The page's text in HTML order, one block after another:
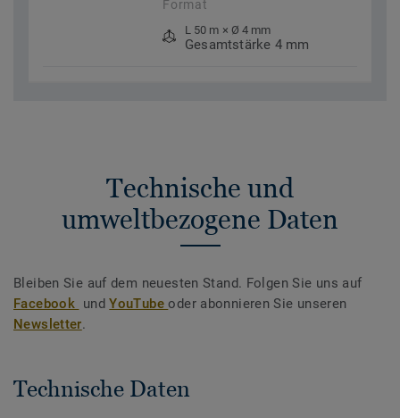
Format
L 50 m × Ø 4 mm
Gesamtstärke 4 mm
Technische und
umweltbezogene Daten
Bleiben Sie auf dem neuesten Stand. Folgen Sie uns auf
Facebook undYouTubeoder abonnieren Sie unseren
Newsletter.
Technische Daten